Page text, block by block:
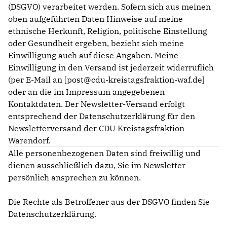
(DSGVO) verarbeitet werden. Sofern sich aus meinen
oben aufgeführten Daten Hinweise auf meine
ethnische Herkunft, Religion, politische Einstellung
oder Gesundheit ergeben, bezieht sich meine
Einwilligung auch auf diese Angaben. Meine
Einwilligung in den Versand ist jederzeit widerruflich
(per E-Mail an [post@cdu-kreistagsfraktion-waf.de]
oder an die im Impressum angegebenen
Kontaktdaten. Der Newsletter-Versand erfolgt
entsprechend der Datenschutzerklärung für den
Newsletterversand der CDU Kreistagsfraktion
Warendorf.
Alle personenbezogenen Daten sind freiwillig und
dienen ausschließlich dazu, Sie im Newsletter
persönlich ansprechen zu können.
Die Rechte als Betroffener aus der DSGVO finden Sie
Datenschutzerklärung.